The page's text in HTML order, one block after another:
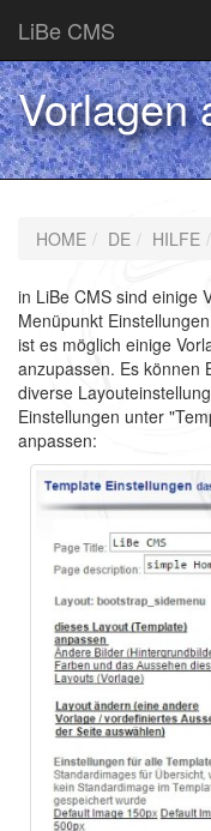
LiBe CMS
Vorlagen
HOME DE HILFE
in LiBe CMS sind einige
Menüpunkt
ist es möglich einige
anzupassen. Es können
diverse
Einstellungen unter
anpassen: